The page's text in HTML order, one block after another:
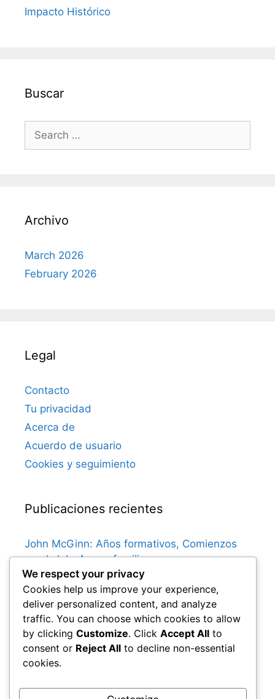
Impacto Histórico
Buscar
for:
Archivo
March 2026
February 2026
Legal
Contacto
Tu privacidad
Acerca de
Acuerdo de usuario
Cookies y seguimiento
Publicaciones recientes
John McGinn: Años formativos, Comienzos
en el club, Apoyo familiar
James McFadden: Partidos memorables,
Goles clave, Momentos destacados de la
carrera
Ally McCoist: Récords de goles, Logros en el
club, Carrera internacional
Kenny Dalglish: Influencia en el fútbol
juventud
We respect your privacy
Cookies help us improve your experience,
deliver personalized content, and analyze
traffic. You can choose which cookies to allow
by clicking Customize. Click Accept All to
consent or Reject All to decline non-essential
cookies.